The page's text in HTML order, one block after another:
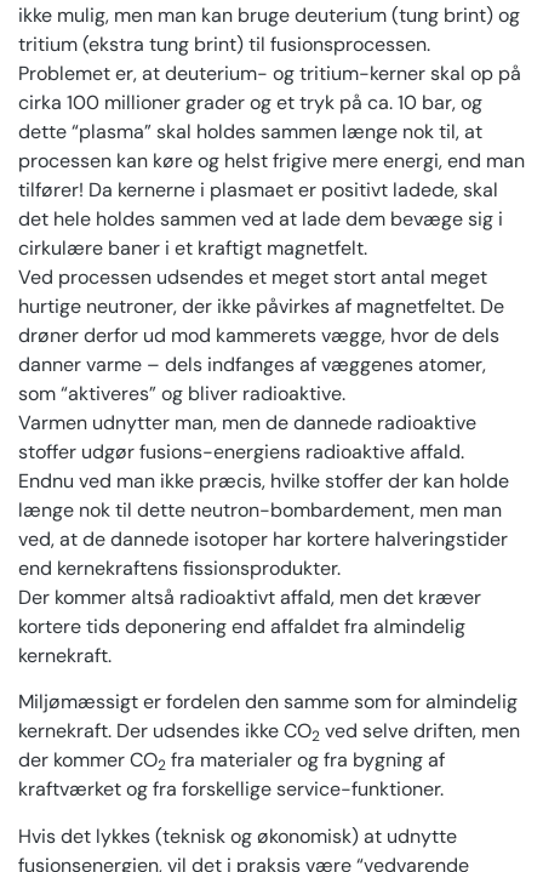
ikke mulig, men man kan bruge deuterium (tung brint) og
tritium (ekstra tung brint) til fusionsprocessen.
Problemet er, at deuterium- og tritium-kerner skal op på
cirka 100 millioner grader og et tryk på ca. 10 bar, og
dette “plasma” skal holdes sammen længe nok til, at
processen kan køre og helst frigive mere energi, end man
tilfører! Da kernerne i plasmaet er positivt ladede, skal
det hele holdes sammen ved at lade dem bevæge sig i
cirkulære baner i et kraftigt magnetfelt.
Ved processen udsendes et meget stort antal meget
hurtige neutroner, der ikke påvirkes af magnetfeltet. De
drøner derfor ud mod kammerets vægge, hvor de dels
danner varme – dels indfanges af væggenes atomer,
som “aktiveres” og bliver radioaktive.
Varmen udnytter man, men de dannede radioaktive
stoffer udgør fusions-energiens radioaktive affald.
Endnu ved man ikke præcis, hvilke stoffer der kan holde
længe nok til dette neutron-bombardement, men man
ved, at de dannede isotoper har kortere halveringstider
end kernekraftens fissionsprodukter.
Der kommer altså radioaktivt affald, men det kræver
kortere tids deponering end affaldet fra almindelig
kernekraft.
Miljømæssigt er fordelen den samme som for almindelig
kernekraft. Der udsendes ikke CO2 ved selve driften, men
der kommer CO2 fra materialer og fra bygning af
kraftværket og fra forskellige service-funktioner.
Hvis det lykkes (teknisk og økonomisk) at udnytte
fusionsenergien, vil det i praksis være “vedvarende